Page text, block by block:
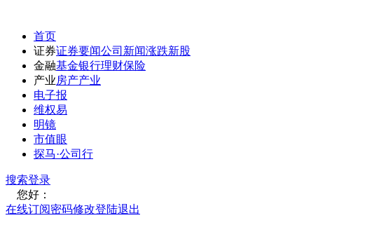
首页
证券证券要闻公司新闻涨跌新股
金融基金银行理财保险
产业房产产业
电子报
维权易
明镜
市值眼
探马·公司行
搜索登录
您好：
在线订阅密码修改登陆退出